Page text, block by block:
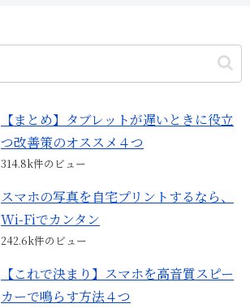
【まとめ】タブレットが遅いときに役立
つ改善策のオススメ４つ
314.8k件のビュー
スマホの写真を自宅プリントするなら、
Wi-Fiでカンタン
242.6k件のビュー
【これで決まり】スマホを高音質スピー
カーで鳴らす方法４つ